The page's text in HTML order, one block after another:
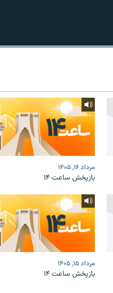
مرداد ۱۶, ۱۴۰۵
بازپخش ساعت ۱۴
مرداد ۱۵, ۱۴۰۵
بازپخش ساعت ۱۴